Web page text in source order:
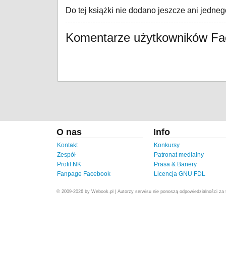
Do tej książki nie dodano jeszcze ani
Komentarze użytkowników
O nas
Kontakt
Zespół
Profil NK
Fanpage Facebook
Info
Konkursy
Patronat medialny
Prasa & Banery
Licencja GNU FDL
© 2009-2026 by Webook.pl | Autorzy serwisu nie ponoszą odpowiedzialności